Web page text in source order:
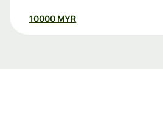
10000 MYR